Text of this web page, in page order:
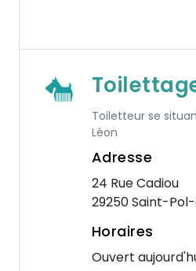
Toiletteur se
Léon
Adresse
24 Rue Cadiou
29250 Saint-
Horaires
Ouvert